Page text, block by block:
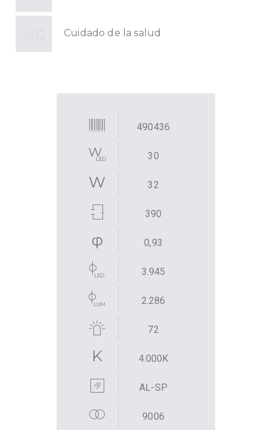
Cuidado de la salud
490436
30
32
390
0,93
3.945
2.286
72
4.000K
AL-SP
9006